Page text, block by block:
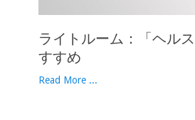
ライトルーム：「ヘル
すすめ
Read More ...